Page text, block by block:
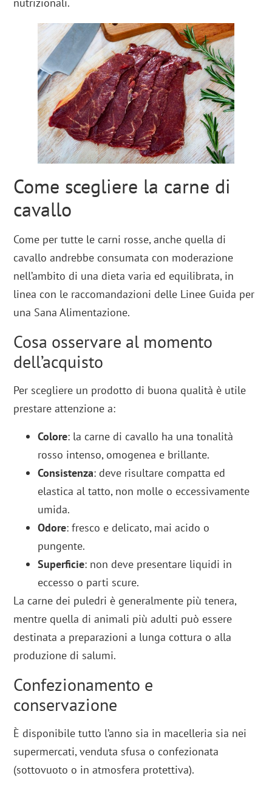
nutrizionali.
Come scegliere la carne di
cavallo
Come per tutte le carni rosse, anche quella di
cavallo andrebbe consumata con moderazione
nell’ambito di una dieta varia ed equilibrata, in
linea con le raccomandazioni delle Linee Guida per
una Sana Alimentazione.
Cosa osservare al momento
dell’acquisto
Per scegliere un prodotto di buona qualità è utile
prestare attenzione a:
Colore: la carne di cavallo ha una tonalità
rosso intenso, omogenea e brillante.
Consistenza: deve risultare compatta ed
elastica al tatto, non molle o eccessivamente
umida.
Odore: fresco e delicato, mai acido o
pungente.
Superficie: non deve presentare liquidi in
eccesso o parti scure.
La carne dei puledri è generalmente più tenera,
mentre quella di animali più adulti può essere
destinata a preparazioni a lunga cottura o alla
produzione di salumi.
Confezionamento e
conservazione
È disponibile tutto l’anno sia in macelleria sia nei
supermercati, venduta sfusa o confezionata
(sottovuoto o in atmosfera protettiva).